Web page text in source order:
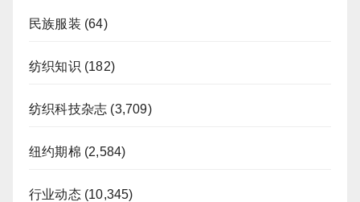
民族服装 (64)
纺织知识 (182)
纺织科技杂志 (3,709)
纽约期棉 (2,584)
行业动态(10,345)